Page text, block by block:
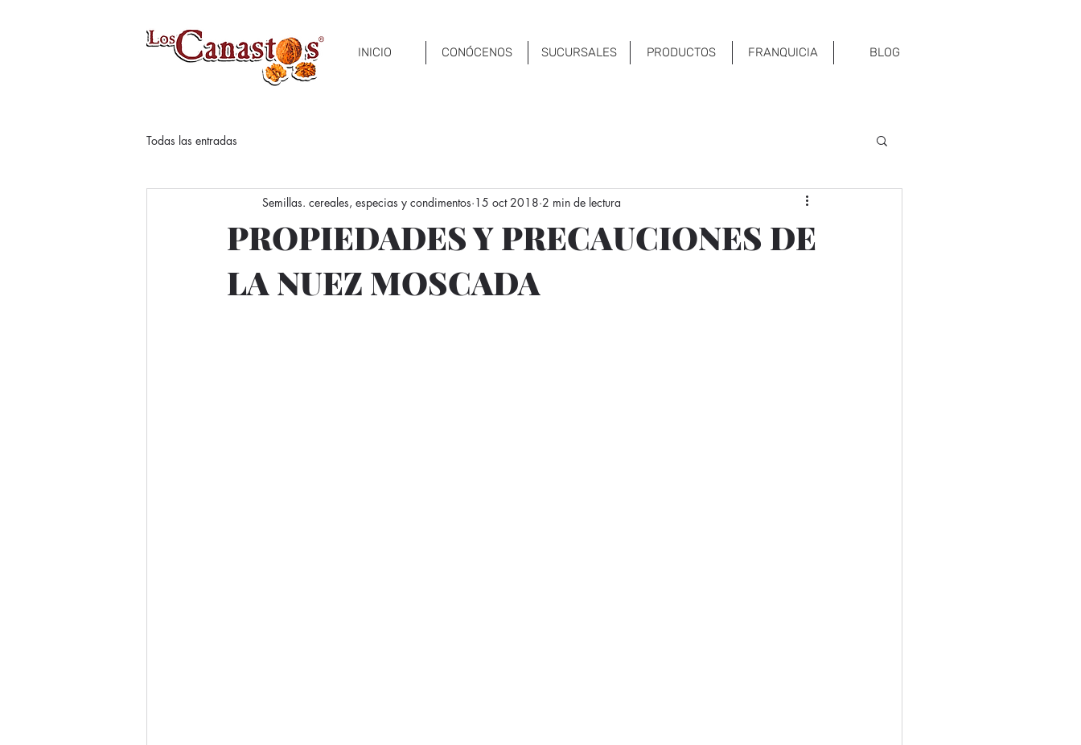
INICIO CONÓCENOS SUCURSALES PRODUCTOS FRANQUICIA BLOG
Todas las entradas
PROPIEDADES Y PRECAUCIONES DE
LA NUEZ MOSCADA
Semillas. cereales, especias y condimentos 15 oct 2018 2 min de lectura